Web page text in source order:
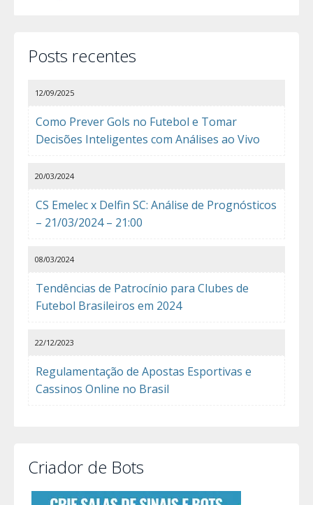
Posts recentes
Como Prever Gols no Futebol e Tomar
Decisões Inteligentes com Análises ao Vivo
12/09/2025
CS Emelec x Delfin SC: Análise de Prognósticos
– 21/03/2024 – 21:00
20/03/2024
Tendências de Patrocínio para Clubes de
Futebol Brasileiros em 2024
08/03/2024
Regulamentação de Apostas Esportivas e
Cassinos Online no Brasil
22/12/2023
Criador de Bots